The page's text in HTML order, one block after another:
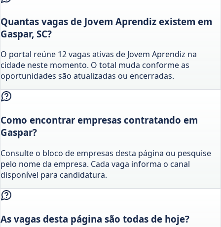
Quantas vagas de Jovem Aprendiz existem em
Gaspar, SC?
O portal reúne 12 vagas ativas de Jovem Aprendiz na
cidade neste momento. O total muda conforme as
oportunidades são atualizadas ou encerradas.
Como encontrar empresas contratando em
Gaspar?
Consulte o bloco de empresas desta página ou pesquise
pelo nome da empresa. Cada vaga informa o canal
disponível para candidatura.
As vagas desta página são todas de hoje?